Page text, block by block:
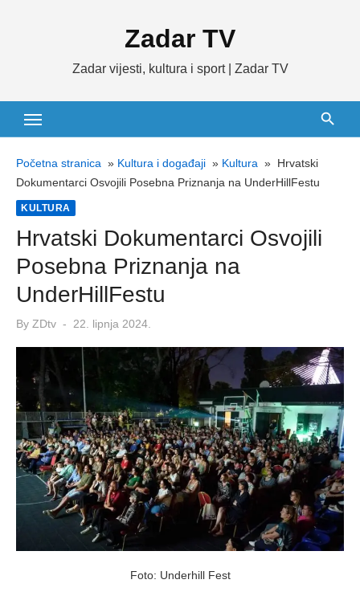
Zadar TV
Zadar vijesti, kultura i sport | Zadar TV
Početna stranica » Kultura i događaji » Kultura » Hrvatski
Dokumentarci Osvojili Posebna Priznanja na UnderHillFestu
KULTURA
Hrvatski Dokumentarci Osvojili
Posebna Priznanja na
UnderHillFestu
By ZDtv
Posted
22. lipnja 2024.
Foto: Underhill Fest